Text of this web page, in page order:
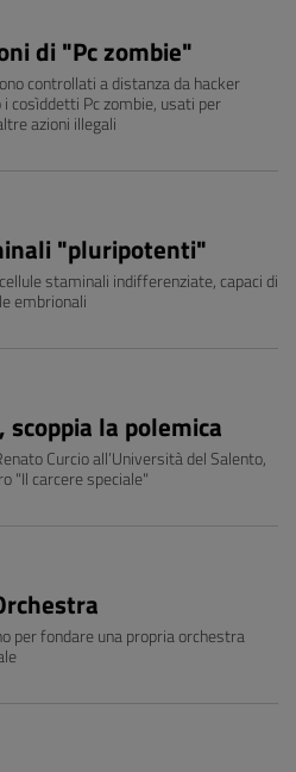
di "Pc zombie"
controllati a distanza da hacker
cosìddetti Pc zombie, usati per
azioni illegali
"pluripotenti"
staminali indifferenziate, capaci di
embrionali
scoppia la polemica
Curcio all’Università del Salento,
"Il carcere speciale"
per fondare una propria orchestra